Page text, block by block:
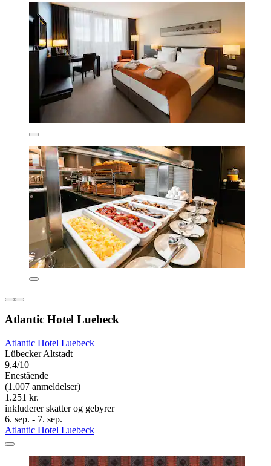
Atlantic Hotel Luebeck
Atlantic Hotel Luebeck
Lübecker Altstadt
9,4/10
Enestående
(1.007 anmeldelser)
1.251 kr.
inkluderer skatter og gebyrer
6. sep. - 7. sep.
Atlantic Hotel Luebeck